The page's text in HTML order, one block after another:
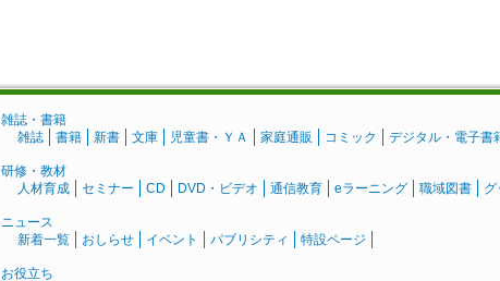
雑誌・書籍
雑誌
書籍 新書 文庫 児童書・ＹＡ 家庭通販 コミック デジタル・電子書
研修・教材
人材育成
セミナー CD DVD・ビデオ 通信教育 eラーニング 職域図書 グ
ニュース
新着一覧
おしらせ イベント パブリシティ 特設ページ
お役立ち